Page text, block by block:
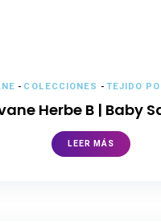
- COLECCIONES -TEJIDO
Herbe B | Baby
LEER MÁS